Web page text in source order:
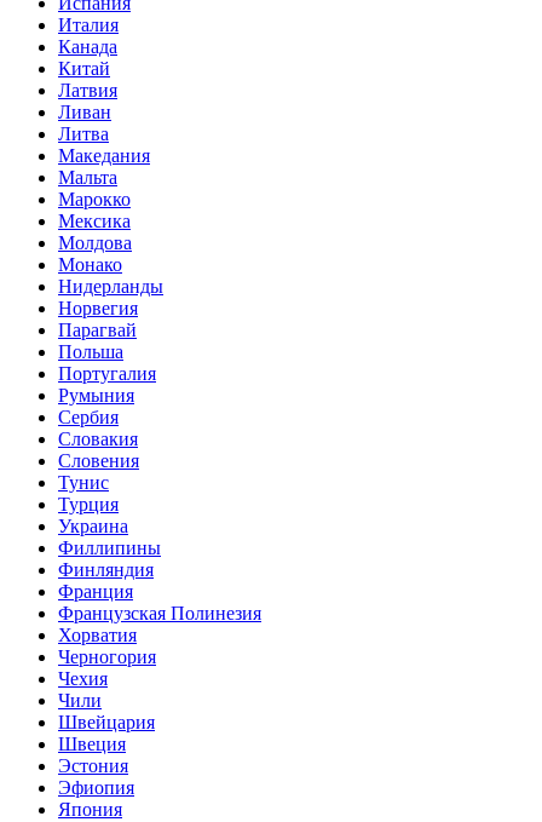
Италия
Канада
Китай
Латвия
Ливан
Литва
Македания
Мальта
Марокко
Мексика
Молдова
Монако
Нидерланды
Норвегия
Парагвай
Польша
Португалия
Румыния
Сербия
Словакия
Словения
Тунис
Турция
Украина
Филлипины
Финляндия
Франция
Французская Полинезия
Хорватия
Черногория
Чехия
Чили
Швейцария
Швеция
Эстония
Эфиопия
Япония